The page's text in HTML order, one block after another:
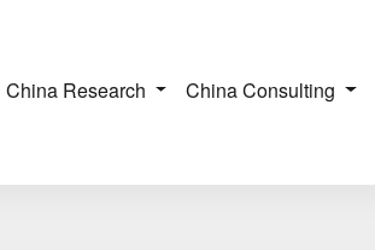
China Research China Consulting